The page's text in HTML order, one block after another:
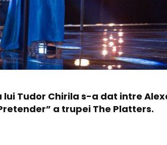
Tudor Chirila s-a dat intre
a trupei The Platters.